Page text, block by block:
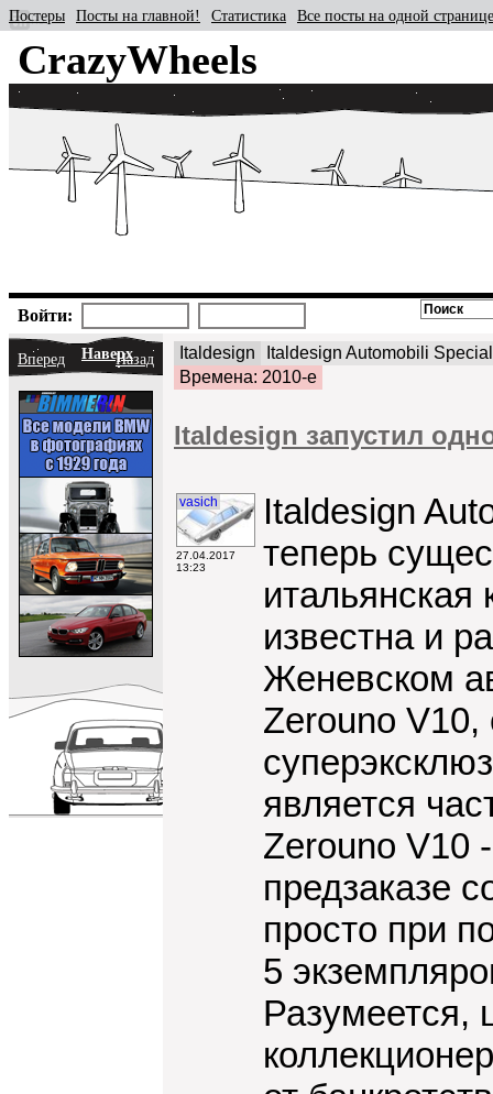
CrazyWheels
Постеры Посты на главной! Статистика Все посты на одной странице
Войти:
Вперед НаверхНазад Italdesign
Italdesign Automobili
Времена: 2010-е
Italdesign запустил
vasich
27.04.2017
13:23
Italdesign
теперь
известна и
Женевском
Zerouno V10,
является
Zerouno V10
предзаказе
просто при
5
Разумеется,